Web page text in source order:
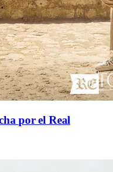
por el Real